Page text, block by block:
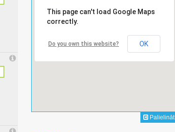
This page can't load Google Maps
correctly.
Do you own this website? OK
Palielināt